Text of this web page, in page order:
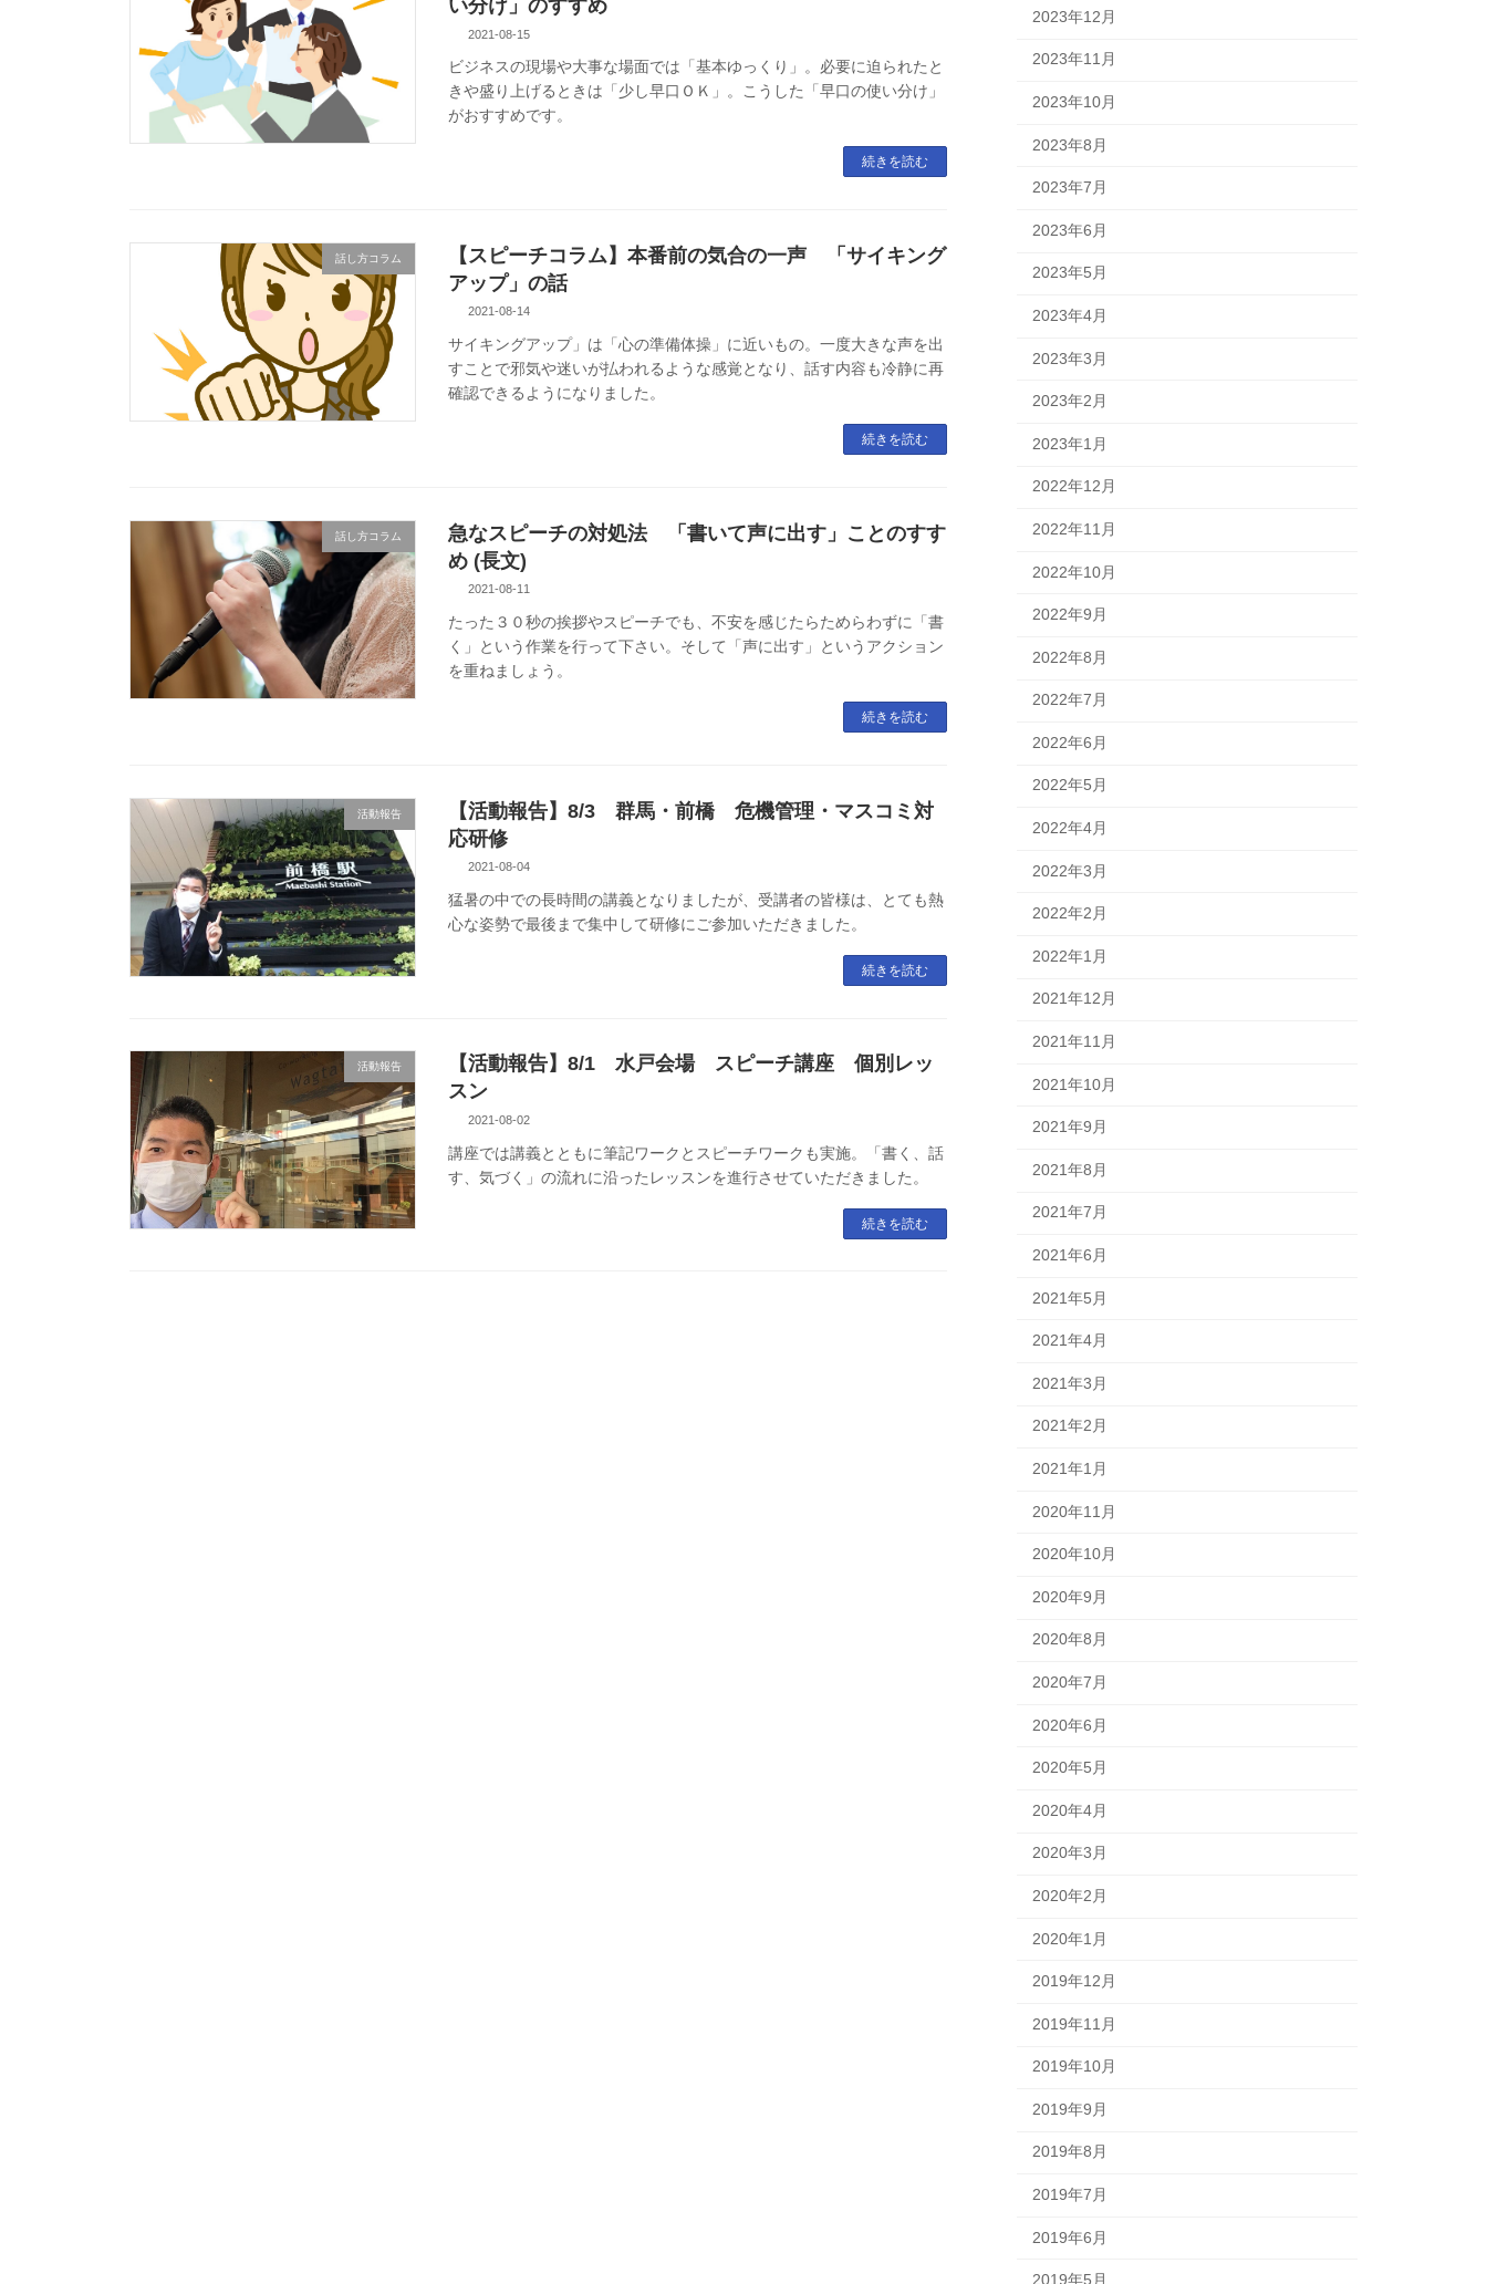
い分け」のすすめ
2021-08-15
ビジネスの現場や大事な場面では「基本ゆっくり」。必要に迫られたと
きや盛り上げるときは「少し早口ＯＫ」。こうした「早口の使い分け」
がおすすめです。
続きを読む
話し方コラム
【スピーチコラム】本番前の気合の一声 「サイキング
アップ」の話
2021-08-14
サイキングアップ」は「心の準備体操」に近いもの。一度大きな声を出
すことで邪気や迷いが払われるような感覚となり、話す内容も冷静に再
確認できるようになりました。
続きを読む
話し方コラム
急なスピーチの対処法 「書いて声に出す」ことのすす
め (長文)
2021-08-11
たった３０秒の挨拶やスピーチでも、不安を感じたらためらわずに「書
く」という作業を行って下さい。そして「声に出す」というアクション
を重ねましょう。
続きを読む
活動報告
【活動報告】8/3 群馬・前橋 危機管理・マスコミ対
応研修
2021-08-04
猛暑の中での長時間の講義となりましたが、受講者の皆様は、とても熱
心な姿勢で最後まで集中して研修にご参加いただきました。
続きを読む
活動報告
【活動報告】8/1 水戸会場 スピーチ講座 個別レッ
スン
2021-08-02
講座では講義とともに筆記ワークとスピーチワークも実施。「書く、話
す、気づく」の流れに沿ったレッスンを進行させていただきました。
続きを読む
2023年12月
2023年11月
2023年10月
2023年8月
2023年7月
2023年6月
2023年5月
2023年4月
2023年3月
2023年2月
2023年1月
2022年12月
2022年11月
2022年10月
2022年9月
2022年8月
2022年7月
2022年6月
2022年5月
2022年4月
2022年3月
2022年2月
2022年1月
2021年12月
2021年11月
2021年10月
2021年9月
2021年8月
2021年7月
2021年6月
2021年5月
2021年4月
2021年3月
2021年2月
2021年1月
2020年11月
2020年10月
2020年9月
2020年8月
2020年7月
2020年6月
2020年5月
2020年4月
2020年3月
2020年2月
2020年1月
2019年12月
2019年11月
2019年10月
2019年9月
2019年8月
2019年7月
2019年6月
2019年5月